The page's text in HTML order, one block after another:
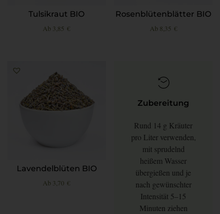
Tulsikraut BIO
Ab 3,85 €
Rosenblütenblätter BIO
Ab 8,35 €
Lavendelblüten BIO
Ab 3,70 €
Zubereitung
Rund 14 g Kräuter
pro Liter verwenden,
mit sprudelnd
heißem Wasser
übergießen und je
nach gewünschter
Intensität 5–15
Minuten ziehen